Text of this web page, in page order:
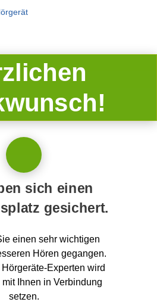
sich einen
gesichert.
einen sehr wichtigen
Hören gegangen.
Experten wird
Ihnen in Verbindung
setzen.